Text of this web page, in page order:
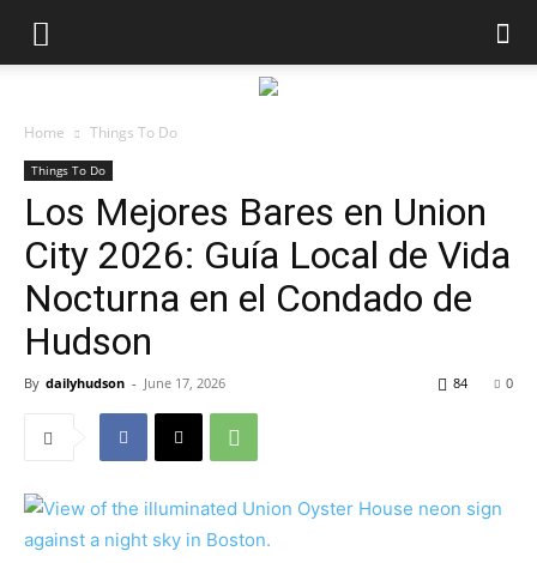
Home Things To Do
Things To Do
Los Mejores Bares en Union
City 2026: Guía Local de Vida
Nocturna en el Condado de
Hudson
By dailyhudson - June 17, 2026 0
84